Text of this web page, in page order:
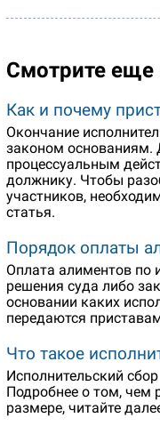
Смотрите еще
Как и почему
Окончание
законом основаниям.
процессуальным
должнику. Чтобы
участников,
статья.
Порядок оплаты
Оплата алиментов по
решения суда либо
основании каких
передаются
Что такое
Исполнительский
Подробнее о том, чем
размере, читайте